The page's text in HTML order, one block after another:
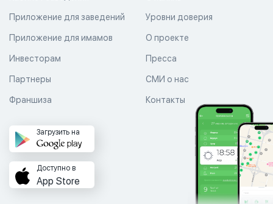
Уровни доверия
Приложение для заведений
Приложение для имамов О проекте
Пресса
СМИ о нас
Контакты
Инвесторам
Партнеры
Франшиза
Загрузить на
Доступно в
App Store